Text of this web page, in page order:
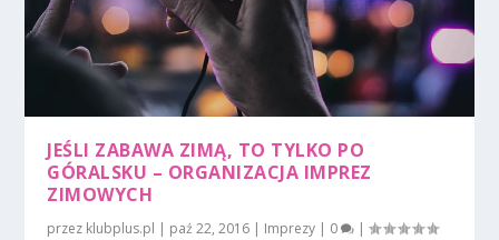
JEŚLI ZABAWA ZIMĄ, TO TYLKO PO
GÓRALSKU – ORGANIZACJA IMPREZ
ZIMOWYCH
przez klubplus.pl | paź 22, 2016 | Imprezy | 0 |